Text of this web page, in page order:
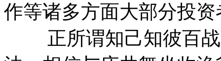
作等诸多方面大部分投
正所谓知己知彼百战